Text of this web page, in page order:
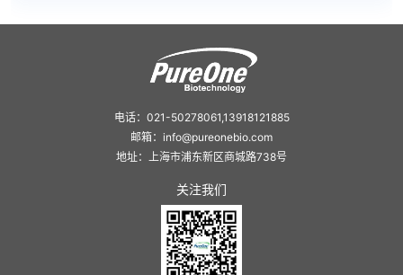
电话：021-50278061,13918121885
邮箱：info@pureonebio.com
地址：上海市浦东新区商城路738号
关注我们